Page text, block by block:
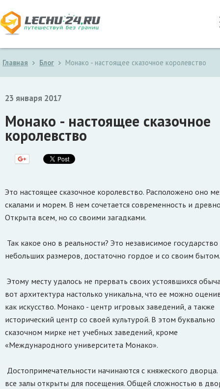
Главная Блог Монако - настоящее сказочное королевство
23 января 2017
Монако - настоящее сказочное
королевство
Это настоящее сказочное королевство. Расположено оно
скалами и морем. В нем сочетается современность и
Открыта всем, но со своими загадками.
Так какое оно в реальности? Это независимое государство
небольших размеров, достаточно гордое и со своим бытом.
Этому месту удалось не прервать своих устоявшихся
вот архитектура настолько уникальна, что ее можно
как искусство. Монако - центр игровых заведений, а также
исторический центр со своей культурой. В этом буквально
сказочном мирке нет учебных заведений, кроме
«Международного университета Монако».
Достопримечательности начинаются с княжеского
все залы открыты для посещения. Общей сложностью в